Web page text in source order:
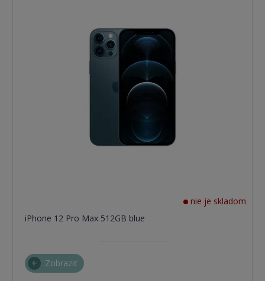
nie je skladom
iPhone 12 Pro Max 512GB blue
Zobraziť